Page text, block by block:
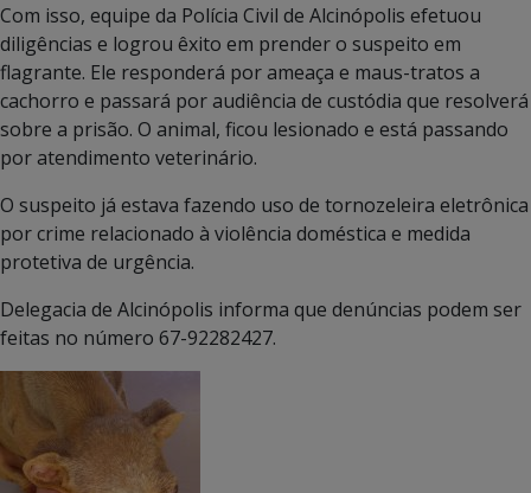
Com isso, equipe da Polícia Civil de Alcinópolis efetuou
diligências e logrou êxito em prender o suspeito em
flagrante. Ele responderá por ameaça e maus-tratos a
cachorro e passará por audiência de custódia que resolverá
sobre a prisão. O animal, ficou lesionado e está passando
por atendimento veterinário.
O suspeito já estava fazendo uso de tornozeleira eletrônica
por crime relacionado à violência doméstica e medida
protetiva de urgência.
Delegacia de Alcinópolis informa que denúncias podem ser
feitas no número 67-92282427.